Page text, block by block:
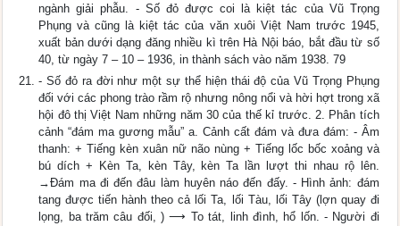
ngành giải phẫu. - Số đỏ được coi là kiệt tác của Vũ Trọng
Phụng và cũng là kiệt tác của văn xuôi Việt Nam trước 1945,
xuất bản dưới dạng đăng nhiều kì trên Hà Nội báo, bắt đầu từ số
40, từ ngày 7 – 10 – 1936, in thành sách vào năm 1938. 79
- Số đỏ ra đời như một sự thể hiện thái độ của Vũ Trọng Phụng
đối với các phong trào rầm rộ nhưng nông nổi và hời hợt trong xã
hội đô thị Việt Nam những năm 30 của thế kỉ trước. 2. Phân tích
cảnh “đám ma gương mẫu” a. Cảnh cất đám và đưa đám: - Âm
thanh: + Tiếng kèn xuân nữ não nùng + Tiếng lốc bốc xoảng và
bú dích + Kèn Ta, kèn Tây, kèn Ta lần lượt thi nhau rộ lên.
→Đám ma đi đến đâu làm huyên náo đến đấy. - Hình ảnh: đám
tang được tiến hành theo cả lối Ta, lối Tàu, lối Tây (lợn quay đi
lọng, ba trăm câu đối, ) ⟶ To tát, linh đình, hổ lốn. - Người đi